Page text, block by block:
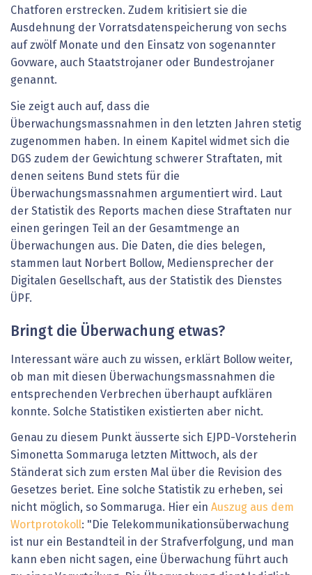
Chatforen erstrecken. Zudem kritisiert sie die
Ausdehnung der Vorratsdatenspeicherung von sechs
auf zwölf Monate und den Einsatz von sogenannter
Govware, auch Staatstrojaner oder Bundestrojaner
genannt.
Sie zeigt auch auf, dass die
Überwachungsmassnahmen in den letzten Jahren stetig
zugenommen haben. In einem Kapitel widmet sich die
DGS zudem der Gewichtung schwerer Straftaten, mit
denen seitens Bund stets für die
Überwachungsmassnahmen argumentiert wird. Laut
der Statistik des Reports machen diese Straftaten nur
einen geringen Teil an der Gesamtmenge an
Überwachungen aus. Die Daten, die dies belegen,
stammen laut Norbert Bollow, Mediensprecher der
Digitalen Gesellschaft, aus der Statistik des Dienstes
ÜPF.
Bringt die Überwachung etwas?
Interessant wäre auch zu wissen, erklärt Bollow weiter,
ob man mit diesen Überwachungsmassnahmen die
entsprechenden Verbrechen überhaupt aufklären
konnte. Solche Statistiken existierten aber nicht.
Genau zu diesem Punkt äusserte sich EJPD-Vorsteherin
Simonetta Sommaruga letzten Mittwoch, als der
Ständerat sich zum ersten Mal über die Revision des
Gesetzes beriet. Eine solche Statistik zu erheben, sei
nicht möglich, so Sommaruga. Hier ein Auszug aus dem
Wortprotokoll: "Die Telekommunikationsüberwachung
ist nur ein Bestandteil in der Strafverfolgung, und man
kann eben nicht sagen, eine Überwachung führt auch